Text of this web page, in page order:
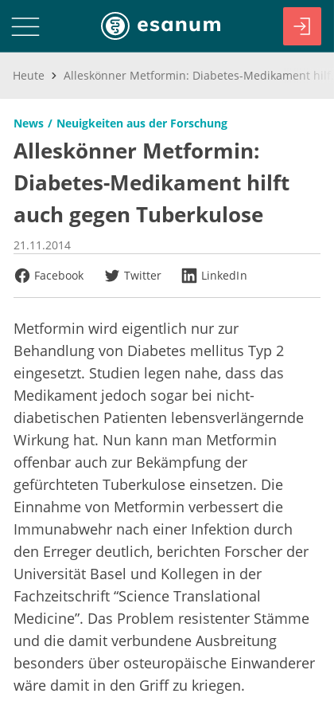
Heute
News Neuigkeiten aus der Forschung
Alleskönner Metformin:
Diabetes-Medikament hilft
auch gegen Tuberkulose
21.11.2014
Facebook
Twitter LinkedIn
Metformin wird eigentlich nur zur
Behandlung von Diabetes mellitus Typ 2
eingesetzt. Studien legen nahe, dass das
Medikament jedoch sogar bei nicht-
diabetischen Patienten lebensverlängernde
Wirkung hat. Nun kann man Metformin
offenbar auch zur Bekämpfung der
gefürchteten Tuberkulose einsetzen. Die
Einnahme von Metformin verbessert die
Immunabwehr nach einer Infektion durch
den Erreger deutlich, berichten Forscher der
Universität Basel und Kollegen in der
Fachzeitschrift “Science Translational
Medicine”. Das Problem resistenter Stämme
und die damit verbundene Ausbreitung
besonders über osteuropäische Einwanderer
wäre damit in den Griff zu kriegen.